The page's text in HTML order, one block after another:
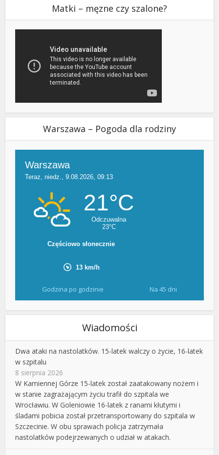
Matki – męzne czy szalone?
Warszawa – Pogoda dla rodziny
Godzina po godzinie Na 45 dni
Wiadomości
Dwa ataki na nastolatków. 15-latek walczy o życie, 16-latek
w szpitalu
8 sierpnia 2026
W Kamiennej Górze 15-latek został zaatakowany nożem i
w stanie zagrażającym życiu trafił do szpitala we
Wrocławiu. W Goleniowie 16-latek z ranami kłutymi i
śladami pobicia został przetransportowany do szpitala w
Szczecinie. W obu sprawach policja zatrzymała
nastolatków podejrzewanych o udział w atakach.